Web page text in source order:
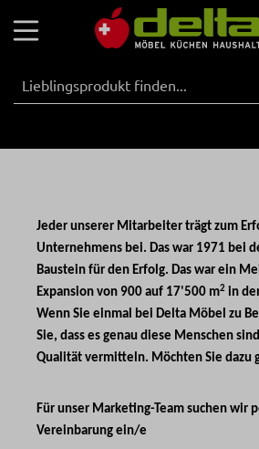
Zum Hauptinhalt springen
Jeder unserer Mitarbeiter trägt zum
Unternehmens bei. Das war 1971 bei
Baustein für den Erfolg. Das war ein
Expansion von 900 auf 17'500 m2 in
Wenn Sie einmal bei Delta Möbel zu
Sie, dass es genau diese Menschen
Qualität vermitteln. Möchten Sie dazu
Für unser Marketing-Team suchen wir
Vereinbarung ein/e